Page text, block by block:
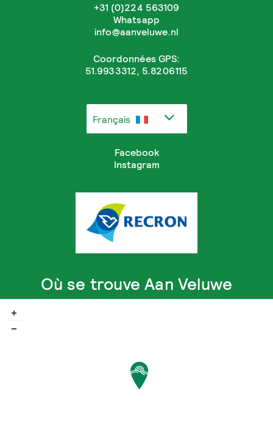
+31 (0)224 563109
Whatsapp
info@aanveluwe.nl
Coordonnées GPS:
51.9933312, 5.8206115
Français
Facebook
Instagram
Où se trouve Aan Veluwe